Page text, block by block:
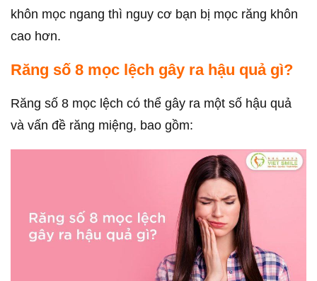
khôn mọc ngang thì nguy cơ bạn bị mọc răng khôn
cao hơn.
Răng số 8 mọc lệch gây ra hậu quả gì?
Răng số 8 mọc lệch có thể gây ra một số hậu quả
và vấn đề răng miệng, bao gồm: